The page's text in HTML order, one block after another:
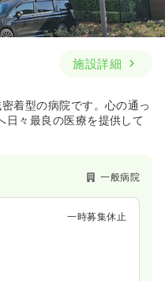
施設詳細
着型の病院です。心の通っ
日々最良の医療を提供して
一般病院
一時募集休止